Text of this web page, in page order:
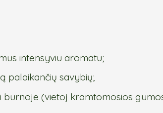
intensyviu aromatu;
palaikančių savybių;
burnoje (vietoj kramtomosios